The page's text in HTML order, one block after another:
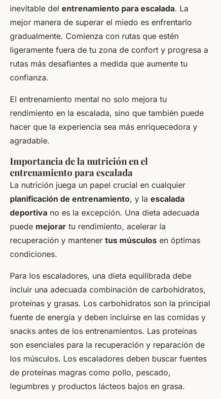
inevitable del entrenamiento para escalada. La
mejor manera de superar el miedo es enfrentarlo
gradualmente. Comienza con rutas que estén
ligeramente fuera de tu zona de confort y progresa a
rutas más desafiantes a medida que aumente tu
confianza.
El entrenamiento mental no solo mejora tu
rendimiento en la escalada, sino que también puede
hacer que la experiencia sea más enriquecedora y
agradable.
Importancia de la nutrición en el
entrenamiento para escalada
La nutrición juega un papel crucial en cualquier
planificación de entrenamiento, y la escalada
deportiva no es la excepción. Una dieta adecuada
puede mejorar tu rendimiento, acelerar la
recuperación y mantener tus músculos en óptimas
condiciones.
Para los escaladores, una dieta equilibrada debe
incluir una adecuada combinación de carbohidratos,
proteínas y grasas. Los carbohidratos son la principal
fuente de energía y deben incluirse en las comidas y
snacks antes de los entrenamientos. Las proteínas
son esenciales para la recuperación y reparación de
los músculos. Los escaladores deben buscar fuentes
de proteínas magras como pollo, pescado,
legumbres y productos lácteos bajos en grasa.